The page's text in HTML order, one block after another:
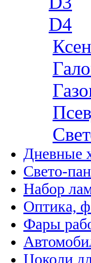
D4
Дневные
Свето-
Набор
Оптика,
Фары
Цоколи